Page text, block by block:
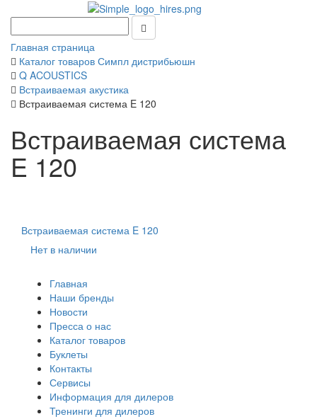
Главная страница
Каталог товаров Симпл дистрибьюшн
Q ACOUSTICS
Встраиваемая акустика
Встраиваемая система E 120
Встраиваемая система
E 120
Встраиваемая система E 120
Нет в наличии
Главная
Наши бренды
Новости
Пресса о нас
Каталог товаров
Буклеты
Контакты
Сервисы
Информация для дилеров
Тренинги для дилеров